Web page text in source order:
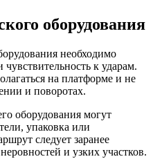
оборудования
необходимо
к ударам.
на платформе и не
и поворотах.
оборудования могут
упаковка или
следует заранее
и узких участков.